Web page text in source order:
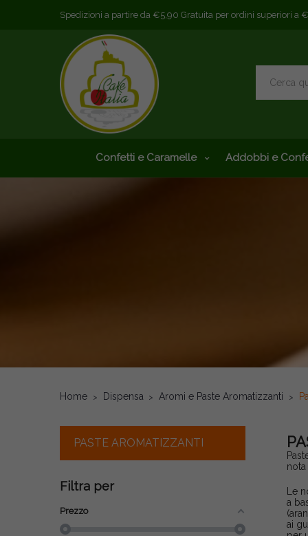
Spedizioni a partire da €5,90 Gratuita per ordini superiori a
Confetti e Caramelle Addobbi e
Home Dispensa Aromi e Paste Aromatizzanti
PASTE AROMATIZZANTI
Filtra per
Prezzo
Le
a
ai